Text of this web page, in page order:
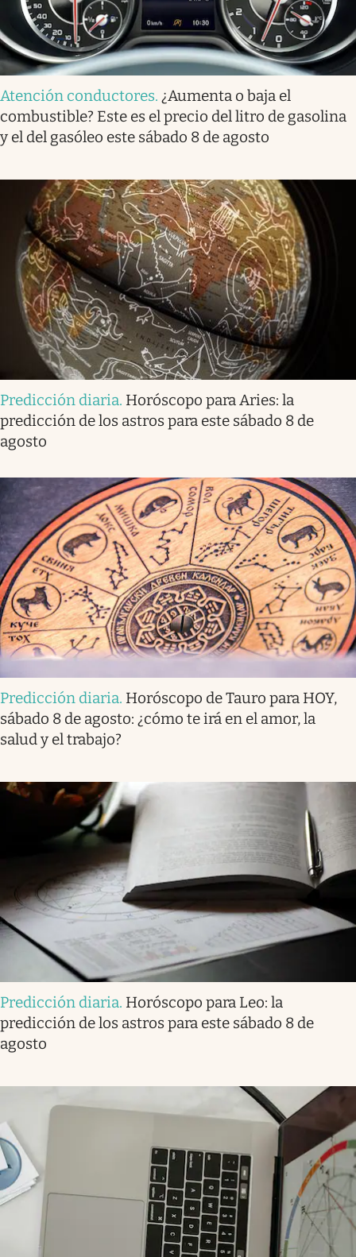
Atención conductores. ¿Aumenta o baja el
combustible? Este es el precio del litro de gasolina
y el del gasóleo este sábado 8 de agosto
Predicción diaria. Horóscopo para Aries: la
predicción de los astros para este sábado 8 de
agosto
Predicción diaria. Horóscopo de Tauro para HOY,
sábado 8 de agosto: ¿cómo te irá en el amor, la
salud y el trabajo?
Predicción diaria. Horóscopo para Leo: la
predicción de los astros para este sábado 8 de
agosto